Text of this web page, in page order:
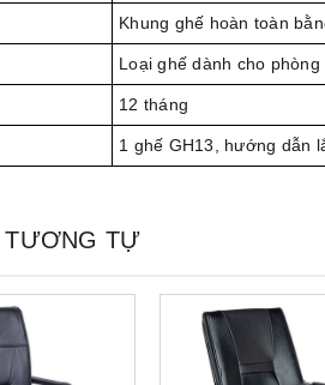
Khung ghế hoàn toàn
Loại ghế dành cho
12 tháng
1 ghế GH13, hướng dẫn
TƯƠNG TỰ